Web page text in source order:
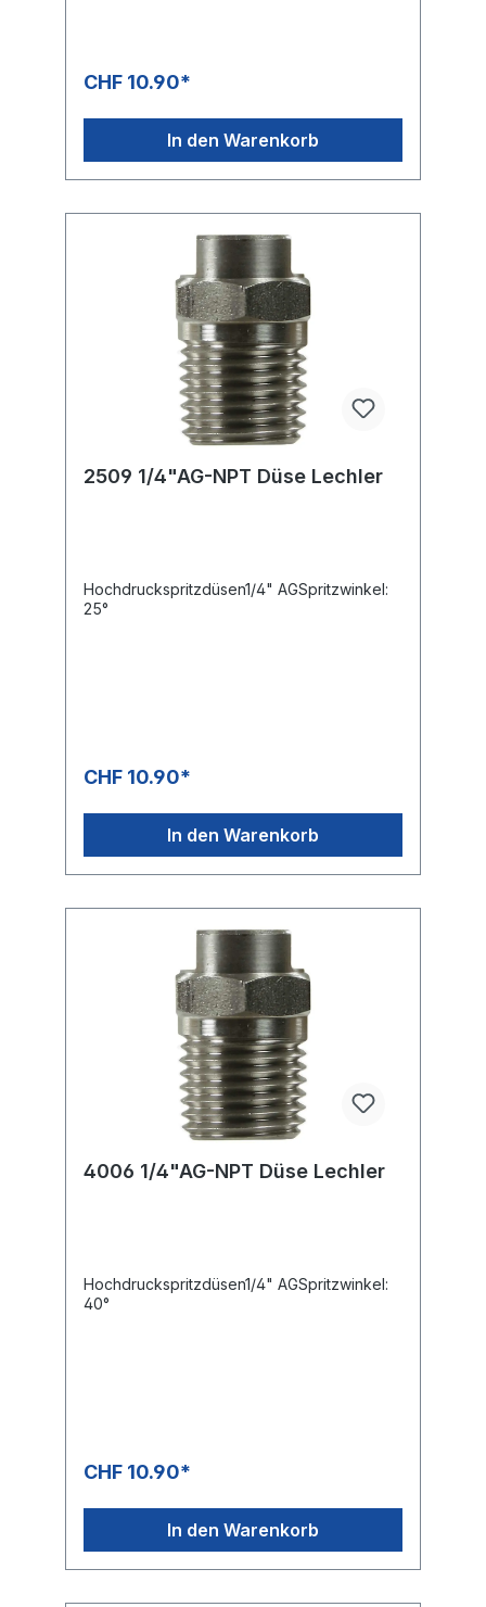
CHF 10.90*
In den Warenkorb
2509 1/4"AG-NPT Düse Lechler
Hochdruckspritzdüsen1/4" AGSpritzwinkel:
25°
CHF 10.90*
In den Warenkorb
4006 1/4"AG-NPT Düse Lechler
Hochdruckspritzdüsen1/4" AGSpritzwinkel:
40°
CHF 10.90*
In den Warenkorb